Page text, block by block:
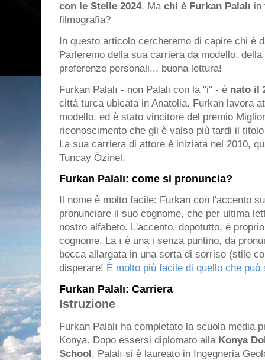
con le Stelle 2024. Ma chi è Furkan Palalı in
filmografia?
In questo articolo cercheremo di capire chi è
Parleremo della sua carriera da modello,
preferenze personali... buona lettura!
Furkan Palalı - non Palali con la "i" - è nato il
città turca ubicata in Anatolia. Furkan lavora
modello, ed è stato vincitore del premio
riconoscimento che gli è valso più tardi il
La sua carriera di attore è iniziata nel 2010,
Tuncay Özinel.
Furkan Palalı: come si pronuncia?
Il nome è molto facile: Furkan con l'accento
pronunciare il suo cognome, che per ultima
nostro alfabeto. L'accento, dopotutto, è
cognome. La ı è una i senza puntino, da
bocca allargata in una sorta di sorriso (stile
disperare! È molto più facile di quello che può
Furkan Palalı: Carriera
Istruzione
Furkan Palalı ha completato la scuola media
Konya. Dopo essersi diplomato alla Konya
School, Palalı si è laureato in Ingegneria